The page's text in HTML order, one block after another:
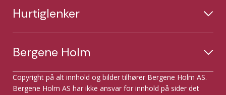
Hurtiglenker
Bergene Holm
Copyright på alt innhold og bilder tilhører Bergene Holm AS.
Bergene Holm AS har ikke ansvar for innhold på sider det